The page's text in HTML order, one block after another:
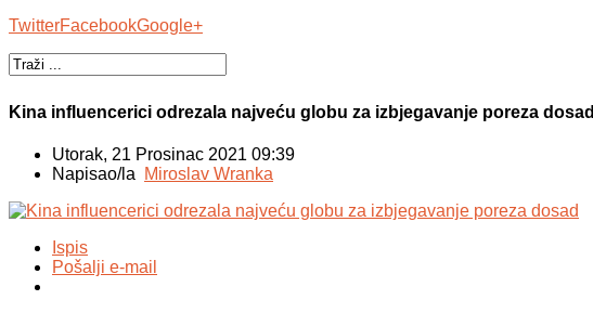
TwitterFacebookGoogle+
Kina influencerici odrezala najveću globu za izbjegavanje poreza dosad
Utorak, 21 Prosinac 2021 09:39
Napisao/la Miroslav Wranka
Ispis
Pošalji e-mail